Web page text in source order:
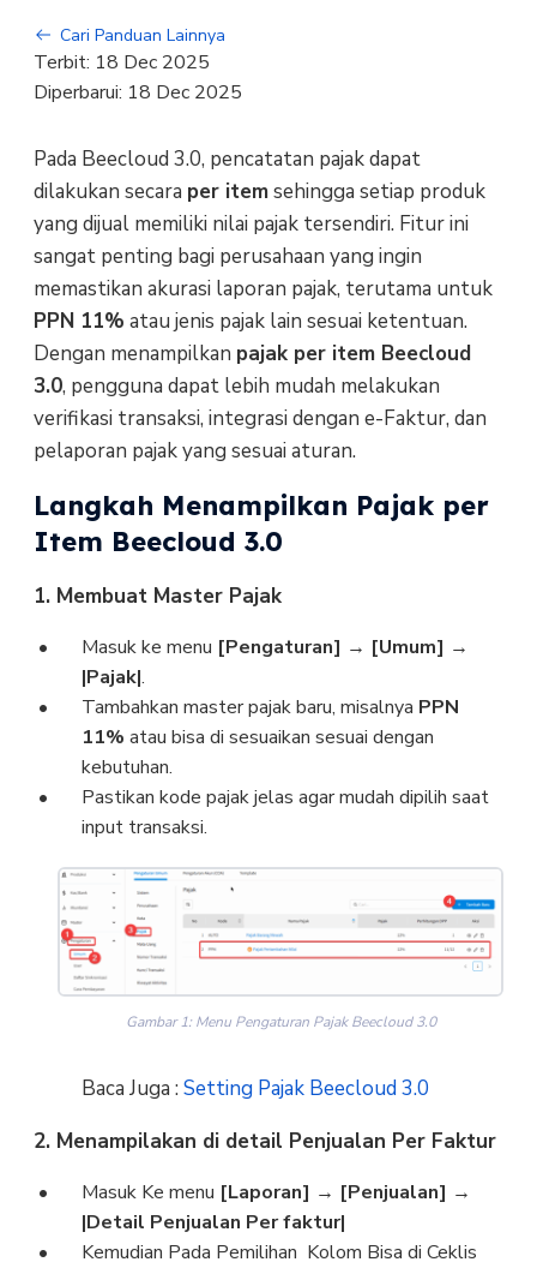
Cari Panduan Lainnya
Terbit: 18 Dec 2025
Diperbarui: 18 Dec 2025
Pada Beecloud 3.0, pencatatan pajak dapat
dilakukan secara per itemsehingga setiap produk
yang dijual memiliki nilai pajak tersendiri. Fitur ini
sangat penting bagi perusahaan yang ingin
memastikan akurasi laporan pajak, terutama untuk
PPN 11% atau jenis pajak lain sesuai ketentuan.
Dengan menampilkan pajak per item Beecloud
3.0, pengguna dapat lebih mudah melakukan
verifikasi transaksi, integrasi dengan e-Faktur, dan
pelaporan pajak yang sesuai aturan.
Langkah Menampilkan Pajak per
Item Beecloud 3.0
1. Membuat Master Pajak
Masuk ke menu [Pengaturan] → [Umum] →
|Pajak|.
Tambahkan master pajak baru, misalnya PPN
11% atau bisa di sesuaikan sesuai dengan
kebutuhan.
Pastikan kode pajak jelas agar mudah dipilih saat
input transaksi.
Gambar 1: Menu Pengaturan Pajak Beecloud 3.0
Baca Juga : Setting Pajak Beecloud 3.0
2. Menampilakan di detail Penjualan Per Faktur
Masuk Ke menu [Laporan] → [Penjualan] →
|Detail Penjualan Per faktur|
Kemudian Pada Pemilihan Kolom Bisa di Ceklis